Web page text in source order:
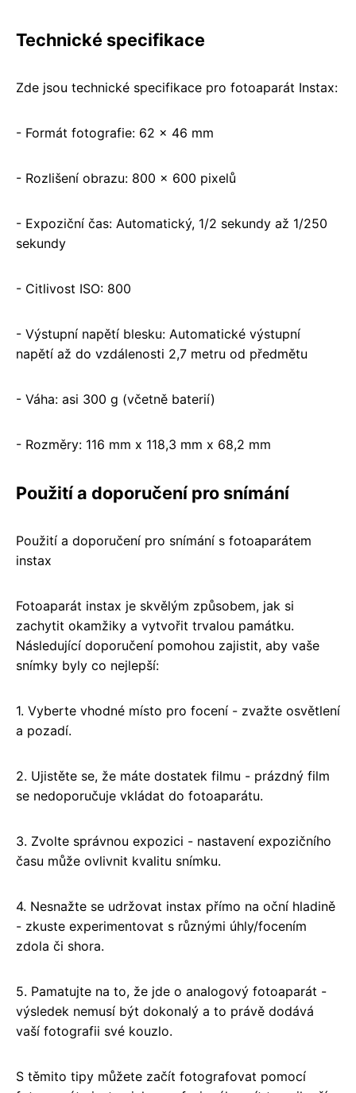
Technické specifikace
Zde jsou technické specifikace pro fotoaparát Instax:
- Formát fotografie: 62 x 46 mm
- Rozlišení obrazu: 800 x 600 pixelů
- Expoziční čas: Automatický, 1/2 sekundy až 1/250
sekundy
- Citlivost ISO: 800
- Výstupní napětí blesku: Automatické výstupní
napětí až do vzdálenosti 2,7 metru od předmětu
- Váha: asi 300 g (včetně baterií)
- Rozměry: 116 mm x 118,3 mm x 68,2 mm
Použití a doporučení pro snímání
Použití a doporučení pro snímání s fotoaparátem
instax
Fotoaparát instax je skvělým způsobem, jak si
zachytit okamžiky a vytvořit trvalou památku.
Následující doporučení pomohou zajistit, aby vaše
snímky byly co nejlepší:
1. Vyberte vhodné místo pro focení - zvažte osvětlení
a pozadí.
2. Ujistěte se, že máte dostatek filmu - prázdný film
se nedoporučuje vkládat do fotoaparátu.
3. Zvolte správnou expozici - nastavení expozičního
času může ovlivnit kvalitu snímku.
4. Nesnažte se udržovat instax přímo na oční hladině
- zkuste experimentovat s různými úhly/focením
zdola či shora.
5. Pamatujte na to, že jde o analogový fotoaparát -
výsledek nemusí být dokonalý a to právě dodává
vaší fotografii své kouzlo.
S těmito tipy můžete začít fotografovat pomocí